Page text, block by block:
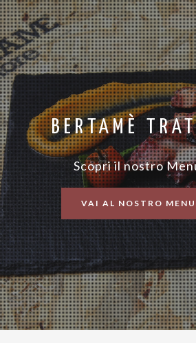
BERTAMÈ
Scopri il nostro
VAI AL NOSTRO